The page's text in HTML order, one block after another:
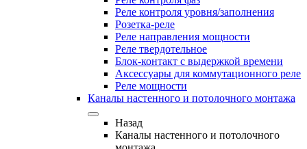
Реле контроля уровня/заполнения
Розетка-реле
Реле направления мощности
Реле твердотельное
Блок-контакт с выдержкой времени
Аксессуары для коммутационного реле
Реле мощности
Каналы настенного и потолочного монтажа
Назад
Каналы настенного и потолочного